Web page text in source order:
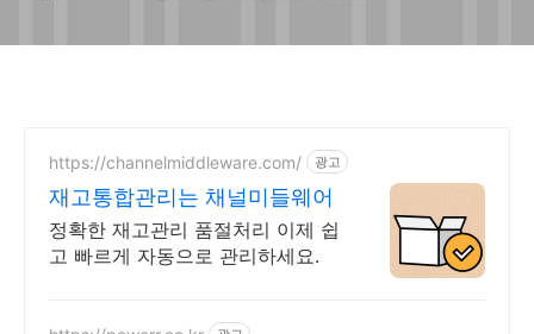
https://channelmiddleware.com/ 광고
재고통합관리는 채널미들웨어
정확한 재고관리 품절처리 이제 쉽
고 빠르게 자동으로 관리하세요.